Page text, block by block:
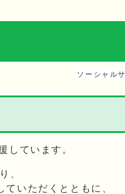
ソーシャル
しています。
、
いただくとともに、